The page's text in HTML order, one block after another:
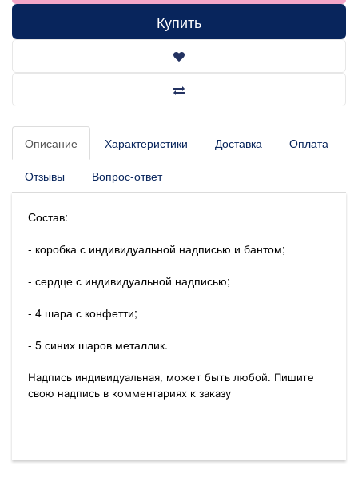
Купить
Описание Характеристики Доставка Оплата
Отзывы Вопрос-ответ
Состав:
- коробка с индивидуальной надписью и бантом;
- сердце с индивидуальной надписью;
- 4 шара с конфетти;
- 5 синих шаров металлик.
Надпись индивидуальная, может быть любой. Пишите
свою надпись в комментариях к заказу